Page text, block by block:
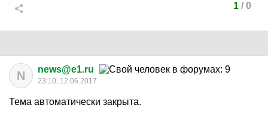
1/ 0
N news@e1.ru
23:10, 12.06.2017
Тема автоматически закрыта.